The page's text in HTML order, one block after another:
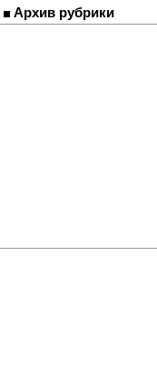
Архив рубрики